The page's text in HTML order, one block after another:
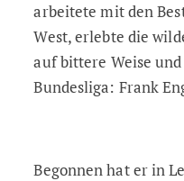
arbeitete mit den
West, erlebte die
auf bittere Weise
Bundesliga: Frank
Begonnen hat er in